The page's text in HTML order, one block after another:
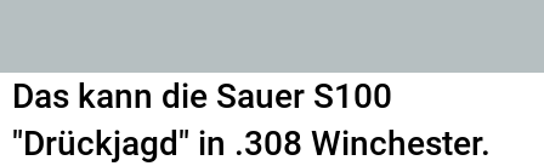
Das kann die Sauer S100
"Drückjagd" in .308 Winchester.